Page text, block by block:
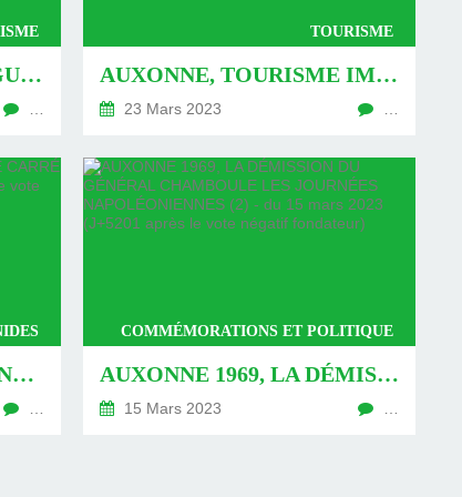
AUXONNE, SUIVEZ LE GUIDE : RÉVOLUTION DANS LE GENRE ? - DU 25 MARS 2023 (J+5211 APRÈS LE VOTE NÉGATIF FONDATEUR)
TOURISME
AUXONNE, TOURISME IMPÉRIAL : EN RANGS SERRÉS SUIVONS LE « GUIDE COSTUMÉ » ! - DU 21 MARS 2023 (J+5207 APRÈS LE VOTE NÉGATIF FONDATEUR)
23 Mars 2023
AUXONNE, DU POLYGONE AU PRÉ CARRÉ (2) - DU 17 MARS 2023 (J+5203 APRÈS LE VOTE NÉGATIF FONDATEUR)
COMMÉMORATIONS ET POLITIQUE
AUXONNE 1969, LA DÉMISSION DU GÉNÉRAL CHAMBOULE LES JOURNÉES NAPOLÉONIENNES (2) - DU 15 MARS 2023 (J+5201 APRÈS LE VOTE NÉGATIF FONDATEUR)
15 Mars 2023